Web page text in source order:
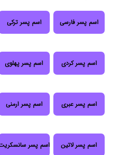
اسم پسر فارسی اسم پسر ترکی
اسم پسر کردی اسم پسر پهلوی
اسم پسر عبری اسم پسر ارمنی
اسم پسر لاتین اسم پسر